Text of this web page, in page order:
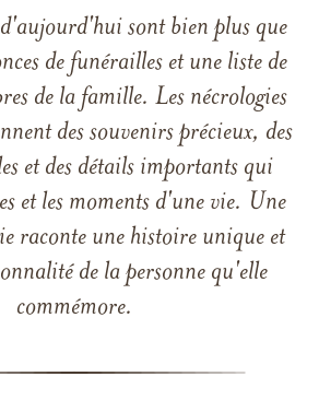
sont bien plus que
de funérailles et une liste de
de la famille. Les nécrologies
des souvenirs précieux, des
et des détails importants qui
et les moments d'une vie. Une
raconte une histoire unique et
de la personne qu'elle
commémore.